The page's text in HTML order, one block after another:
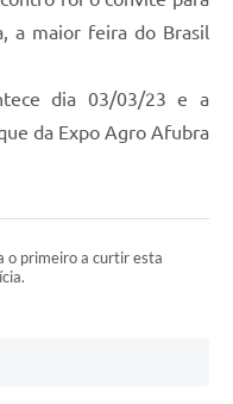
a maior feira do Brasil
dia 03/03/23 e a
da Expo Agro Afubra
o primeiro a curtir esta